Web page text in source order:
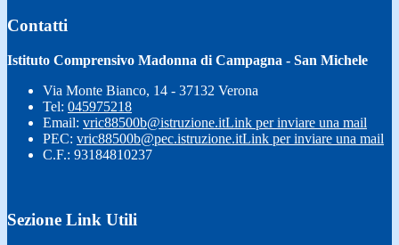
Contatti
Istituto Comprensivo Madonna di Campagna - San Michele
Via Monte Bianco, 14 - 37132 Verona
Tel: 045975218
Email: vric88500b@istruzione.itLink per inviare una mail
PEC: vric88500b@pec.istruzione.itLink per inviare una mail
C.F.: 93184810237
Sezione Link Utili